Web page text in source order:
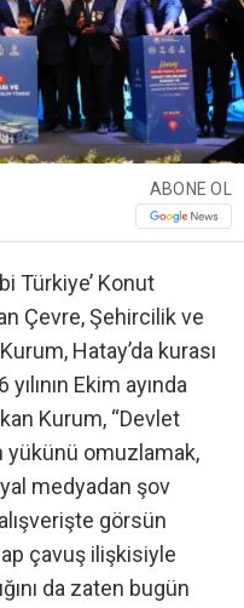
ABONE OL
Türkiye’ Konut
Çevre, Şehircilik ve
Hatay’da kurası
Ekim ayında
Kurum, “Devlet
yükünü omuzlamak,
medyadan şov
görsün
çavuş ilişkisiyle
da zaten bugün